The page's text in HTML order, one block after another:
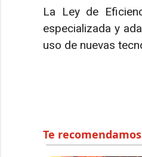
La Ley de
especializada y
uso de nuevas